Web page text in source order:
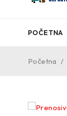
POČETNA
Početna /